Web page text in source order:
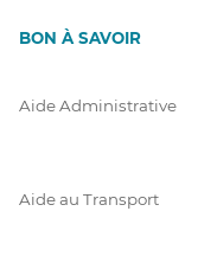
BON À SAVOIR
Aide Administrative
Aide au Transport